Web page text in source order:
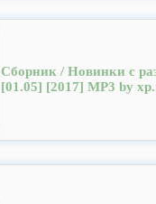
Сборник / Новинки с
[01.05] [2017] MP3 by